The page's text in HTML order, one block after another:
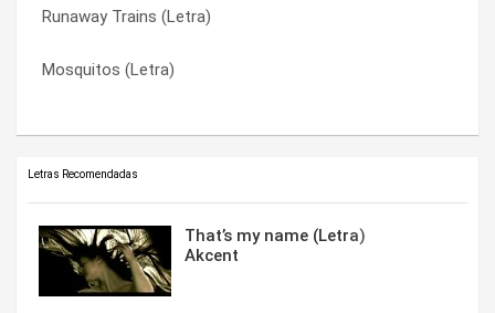
Runaway Trains (Letra)
Mosquitos (Letra)
Mosquitos (Letra)
Remembering Analogue (Letra)
Rumpelstiltskin (Letra)
Runaway Trains (Letra)
Letras Recomendadas
That’s my name (Letra)
Akcent